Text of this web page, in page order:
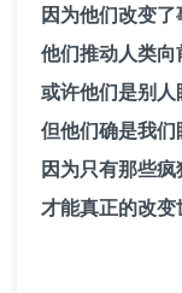
因为他们改变了
他们推动人类向
或许他们是别人
但他们确是我们
因为只有那些
才能真正的改变